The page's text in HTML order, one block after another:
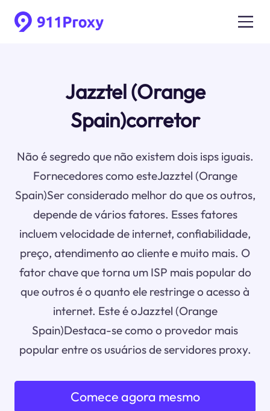
Jazztel (Orange
Spain)corretor
Não é segredo que não existem dois isps iguais.
Fornecedores como esteJazztel (Orange
Spain)Ser considerado melhor do que os outros,
depende de vários fatores. Esses fatores
incluem velocidade de internet, confiabilidade,
preço, atendimento ao cliente e muito mais. O
fator chave que torna um ISP mais popular do
que outros é o quanto ele restringe o acesso à
internet. Este é oJazztel (Orange
Spain)Destaca-se como o provedor mais
popular entre os usuários de servidores proxy.
Comece agora mesmo